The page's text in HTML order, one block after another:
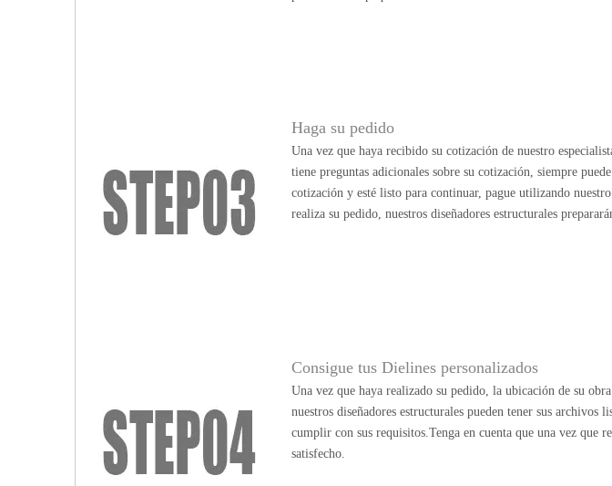
Haga su pedido
Una vez que haya recibido su cotización de nuestro
tiene preguntas adicionales sobre su cotización, siempre
cotización y esté listo para continuar, pague utilizando
realiza su pedido, nuestros diseñadores estructurales
Consigue tus Dielines personalizados
Una vez que haya realizado su pedido, la ubicación de su
nuestros diseñadores estructurales pueden tener sus
cumplir con sus requisitos.Tenga en cuenta que una vez que
satisfecho.